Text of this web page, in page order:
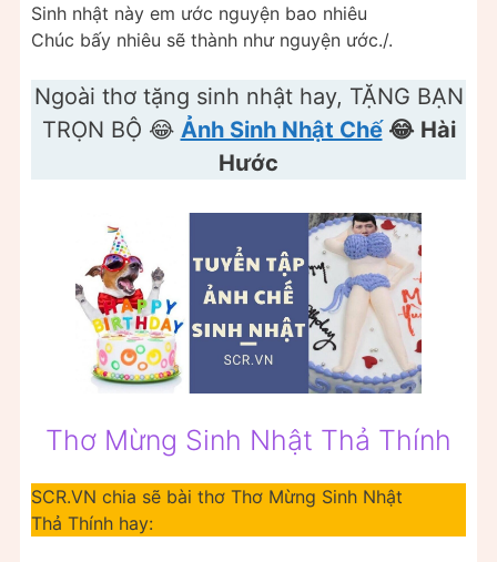
Sinh nhật này em ước nguyện bao nhiêu
Chúc bấy nhiêu sẽ thành như nguyện ước./.
Ngoài thơ tặng sinh nhật hay, TẶNG BẠN
TRỌN BỘ 😂 Ảnh Sinh Nhật Chế😂 Hài
Hước
Thơ Mừng Sinh Nhật Thả Thính
SCR.VN chia sẽ bài thơ Thơ Mừng Sinh Nhật
Thả Thính hay: